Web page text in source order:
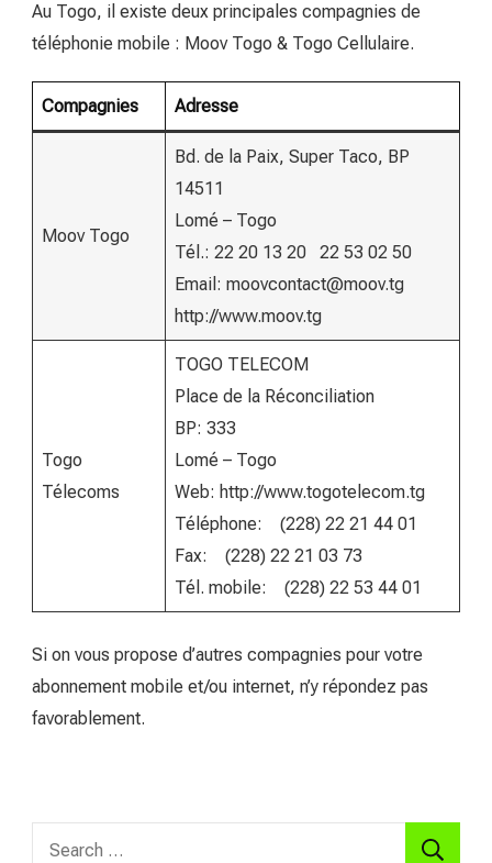
Au Togo, il existe deux principales compagnies de
téléphonie mobile : Moov Togo & Togo Cellulaire.
Compagnies Adresse
Moov Togo
Bd. de la Paix, Super Taco, BP
14511
Lomé – Togo
Tél.: 22 20 13 20 22 53 02 50
Email: moovcontact@moov.tg
http://www.moov.tg
Togo
Télecoms
TOGO TELECOM
Place de la Réconciliation
BP: 333
Lomé – Togo
Web: http://www.togotelecom.tg
Téléphone: (228) 22 21 44 01
Fax: (228) 22 21 03 73
Tél. mobile: (228) 22 53 44 01
Si on vous propose d’autres compagnies pour votre
abonnement mobile et/ou internet, n’y répondez pas
favorablement.
Search